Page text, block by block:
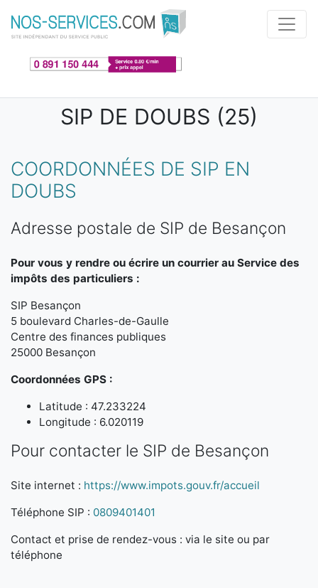
Aller au contenu principal
SIP DE DOUBS (25)
COORDONNÉES DE SIP EN
DOUBS
Adresse postale de SIP de Besançon
Pour vous y rendre ou écrire un courrier au Service des
impôts des particuliers :
SIP Besançon
5 boulevard Charles-de-Gaulle
Centre des finances publiques
25000 Besançon
Coordonnées GPS :
Latitude : 47.233224
Longitude : 6.020119
Pour contacter le SIP de Besançon
Site internet : https://www.impots.gouv.fr/accueil
Téléphone SIP : 0809401401
Contact et prise de rendez-vous : via le site ou par
téléphone